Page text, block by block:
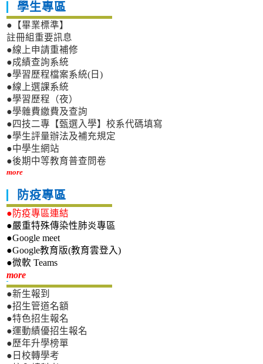
學生專區
●【畢業標準】
註冊組重要訊息
●線上申請重補修
●成績查詢系統
●學習歷程檔案系統(日)
●線上選課系統
●學習歷程（夜）
●學雜費繳費及查詢
●四技二專【甄選入學】校系代碼填寫
●學生評量辦法及補充規定
●中學生網站
●後期中等教育普查問卷
more
防疫專區
●防疫專區連結
●嚴重特殊傳染性肺炎專區
●Google meet
●Google教育版(教育雲登入)
●微軟 Teams
more新生專區
●新生報到
●招生管道名額
●特色招生報名
●運動績優招生報名
●歷年升學榜單
●日校轉學考